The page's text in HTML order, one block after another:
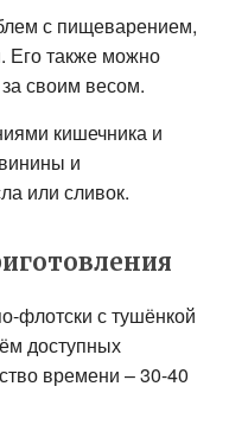
с пищеварением,
Его также можно
своим весом.
кишечника и
и
или сливок.
флотски с тушёнкой
доступных
времени – 30-40